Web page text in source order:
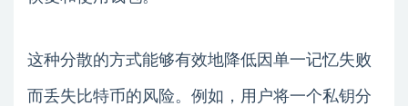
这种分散的方式能够有效地降低因单一记忆失败
而丢失比特币的风险。例如，用户将一个私钥分